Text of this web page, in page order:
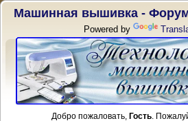
Машинная вышивка -
Powered by
Добро пожаловать, Гость.